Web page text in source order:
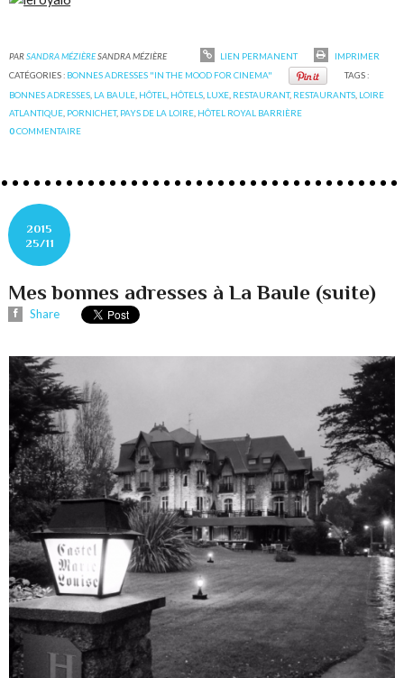
PARSANDRA MÉZIÈRESANDRA MÉZIÈRE LIEN PERMANENT
IMPRIMER
CATÉGORIES : BONNES ADRESSES "IN THE MOOD FOR CINEMA"
TAGS :
BONNES ADRESSES LA BAULE HÔTEL HÔTELS LUXE RESTAURANT, RESTAURANTS LOIRE
ATLANTIQUE PORNICHET, PAYS DE LA LOIRE HÔTEL ROYAL BARRIÈRE
0COMMENTAIRE
2015
25/11
Mes bonnes adresses à La Baule (suite)
Share